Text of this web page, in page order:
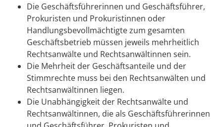
Die Geschäftsführerinnen und Geschäftsführer,
Prokuristen und Prokuristinnen oder
Handlungsbevollmächtigte zum gesamten
Geschäftsbetrieb müssen jeweils mehrheitlich
Rechtsanwälte und Rechtsanwältinnen sein.
Die Mehrheit der Geschäftsanteile und der
Stimmrechte muss bei den Rechtsanwälten und
Rechtsanwältinnen liegen.
Die Unabhängigkeit der Rechtsanwälte und
Rechtsanwältinnen, die als Geschäftsführerinnen